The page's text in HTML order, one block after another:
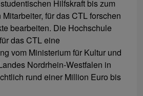
Hilfskraft bis zum
für das CTL forschen
bearbeiten. Die Hochschule
das CTL eine
vom Ministerium für Kultur und
Nordrhein-Westfalen in
rund einer Million Euro bis